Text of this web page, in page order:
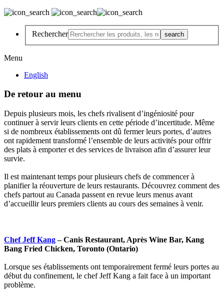
Rechercher
Menu
English
De retour au menu
Depuis plusieurs mois, les chefs rivalisent d’ingéniosité pour
continuer à servir leurs clients en cette période d’incertitude. Même
si de nombreux établissements ont dû fermer leurs portes, d’autres
ont rapidement transformé l’ensemble de leurs activités pour offrir
des plats à emporter et des services de livraison afin d’assurer leur
survie.
Il est maintenant temps pour plusieurs chefs de commencer à
planifier la réouverture de leurs restaurants. Découvrez comment des
chefs partout au Canada passent en revue leurs menus avant
d’accueillir leurs premiers clients au cours des semaines à venir.
Chef Jeff Kang– Canis Restaurant, Après Wine Bar, Kang
Bang Fried Chicken, Toronto (Ontario)
Lorsque ses établissements ont temporairement fermé leurs portes au
début du confinement, le chef Jeff Kang a fait face à un important
problème.